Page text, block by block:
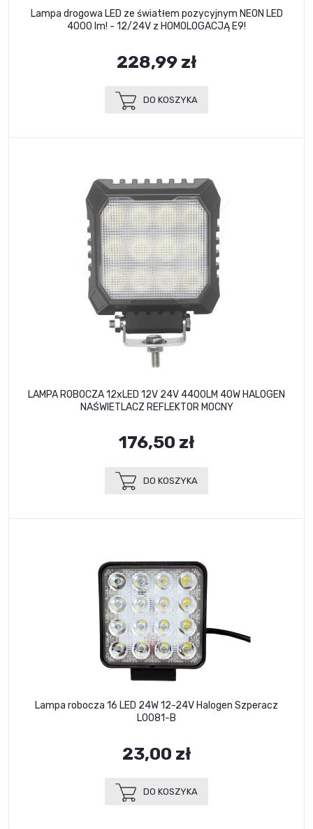
Lampa drogowa LED ze światłem pozycyjnym NEON LED
4000 lm! - 12/24V z HOMOLOGACJĄ E9!
228,99 zł
DO KOSZYKA
LAMPA ROBOCZA 12xLED 12V 24V 4400LM 40W HALOGEN
NAŚWIETLACZ REFLEKTOR MOCNY
176,50 zł
DO KOSZYKA
Lampa robocza 16 LED 24W 12-24V Halogen Szperacz
L0081-B
23,00 zł
DO KOSZYKA